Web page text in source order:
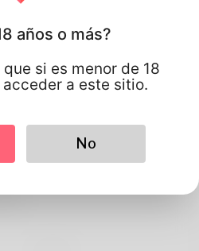
años o más?
si es menor de 18
a este sitio.
No